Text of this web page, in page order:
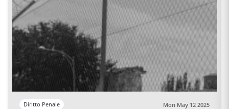
Diritto Penale Mon May 12 2025